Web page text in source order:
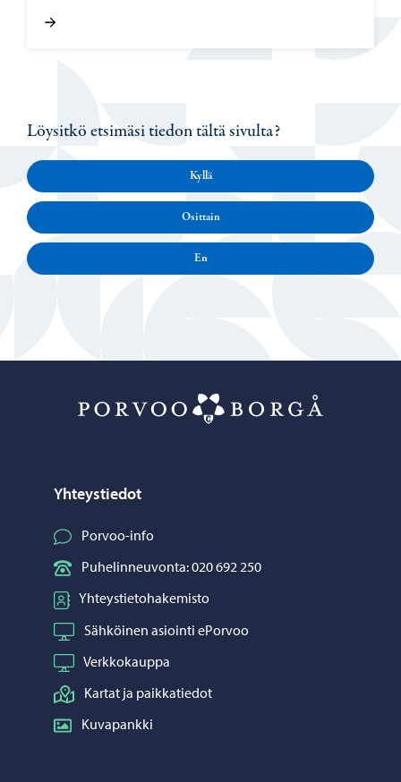
Löysitkö etsimäsi tiedon tältä sivulta?
Kyllä
Osittain
En
Yhteystiedot
Porvoo-info
Puhelinneuvonta: 020 692 250
Yhteystietohakemisto
Sähköinen asiointi ePorvoo
Verkkokauppa
Kartat ja paikkatiedot
Kuvapankki